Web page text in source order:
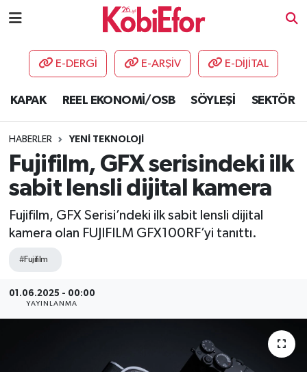
E-DERGİ E-ARŞİV E-DİJİTAL
KAPAK REEL EKONOMİ/OSB SÖYLEŞİ SEKTÖR
HABERLER YENİ TEKNOLOJİ
Fujifilm, GFX serisindeki ilk
sabit lensli dijital kamera
Fujifilm, GFX Serisi’ndeki ilk sabit lensli dijital
kamera olan FUJIFILM GFX100RF’yi tanıttı.
#Fujifilm
01.06.2025 - 00:00
YAYINLANMA
AKADEMİ
DESTEK-TEŞVİK
ETKİNLİK
GÜNCEL
HABERLER
KAPAK
OSB
ŞİRKET PANO